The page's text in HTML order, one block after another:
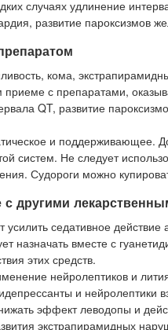
случаях удлинение
развитие пароксизмов
кома,
с препаратами,
QT, развитие
и поддерживающее.
систем. Не следует
Судороги можно
с другими
седативное
назначать вместе с
этих средств.
нейролептиков и
и нейролептики
эффект леводопы и
экстрапирамидных